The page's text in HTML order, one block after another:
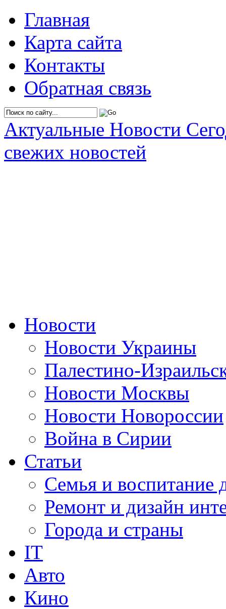
Главная
Карта сайта
Контакты
Обратная связь
Актуальные Новости
свежих новостей
Новости
Новости Украины
Палестино-
Новости Москвы
Новости Новороссии
Война в Сирии
Статьи
Семья и воспитание
Ремонт и дизайн
Города и страны
IT
Авто
Кино